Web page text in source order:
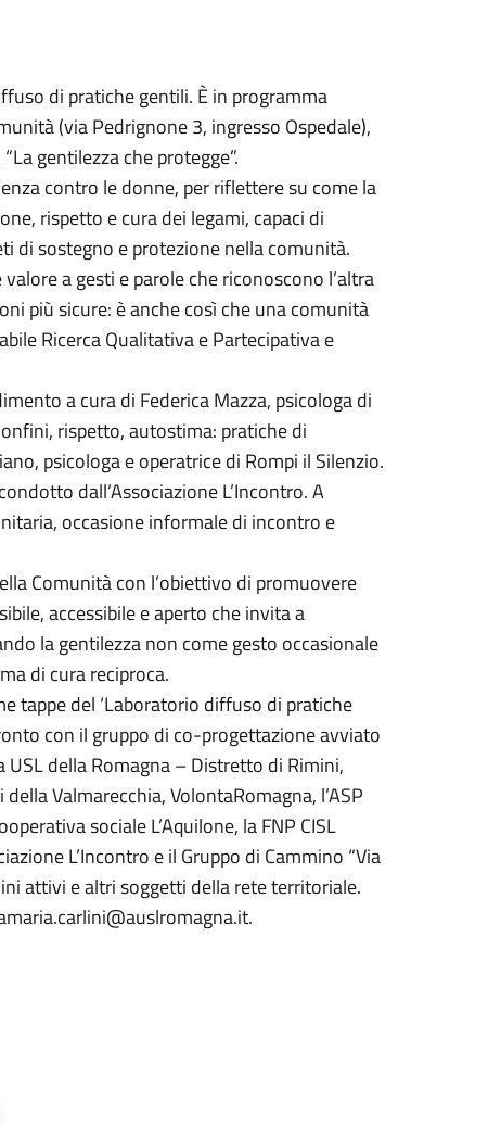
di pratiche gentili. È in programma
(via Pedrignone 3, ingresso Ospedale),
gentilezza che protegge”.
contro le donne, per riflettere su come la
rispetto e cura dei legami, capaci di
di sostegno e protezione nella comunità.
a gesti e parole che riconoscono l’altra
più sicure: è anche così che una comunità
Ricerca Qualitativa e Partecipativa e
a cura di Federica Mazza, psicologa di
rispetto, autostima: pratiche di
psicologa e operatrice di Rompi il Silenzio.
dall’Associazione L’Incontro. A
occasione informale di incontro e
Comunità con l’obiettivo di promuovere
accessibile e aperto che invita a
la gentilezza non come gesto occasionale
di cura reciproca.
tappe del ‘Laboratorio diffuso di pratiche
con il gruppo di co-progettazione avviato
USL della Romagna – Distretto di Rimini,
Valmarecchia, VolontaRomagna, l’ASP
sociale L’Aquilone, la FNP CISL
L’Incontro e il Gruppo di Cammino “Via
attivi e altri soggetti della rete territoriale.